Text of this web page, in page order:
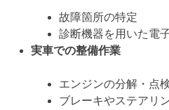
故障箇所の特定
診断機器を用いた電
実車での整備作業
エンジンの分解・点
ブレーキやステアリ